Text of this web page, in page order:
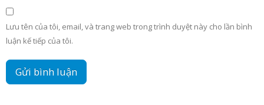
Lưu tên của tôi, email, và trang web trong trình duyệt này cho lần bình
luận kế tiếp của tôi.